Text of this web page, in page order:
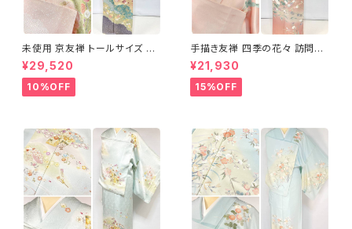
未使用 京友禅 トールサイズ 染
め分け 金彩 訪問着 袷 正絹 ピ
ンク 黄緑 紫 黄色 1438
¥29,520
10%OFF
手描き友禅 四季の花々 訪問着
袷 正絹 サーモンピンク クリー
ム 白 桃花色 1434
¥21,930
15%OFF